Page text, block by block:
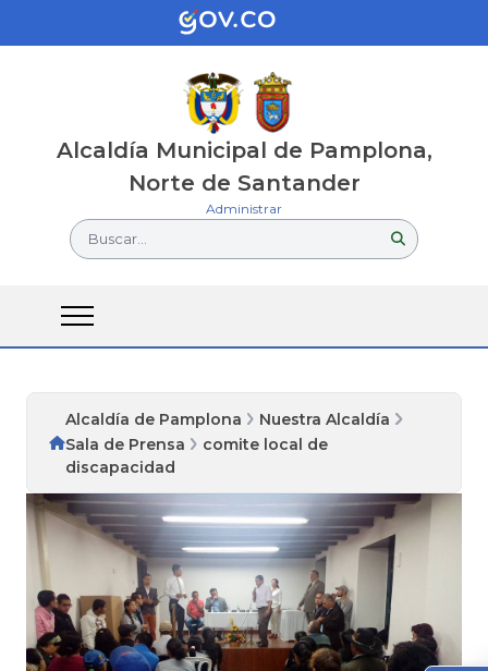
Alcaldía Municipal de Pamplona,
Norte de Santander
Administrar
Buscar...
Alcaldía de Pamplona
Nuestra Alcaldía
Sala de Prensa
comite local de
discapacidad